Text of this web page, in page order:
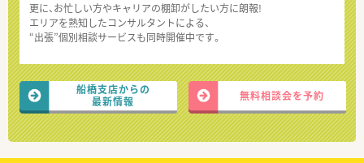
更に、お忙しい方やキャリアの棚卸がしたい方に朗報!
エリアを熟知したコンサルタントによる、
“出張”個別相談サービスも同時開催中です。
船橋支店からの
最新情報
無料相談会を予約